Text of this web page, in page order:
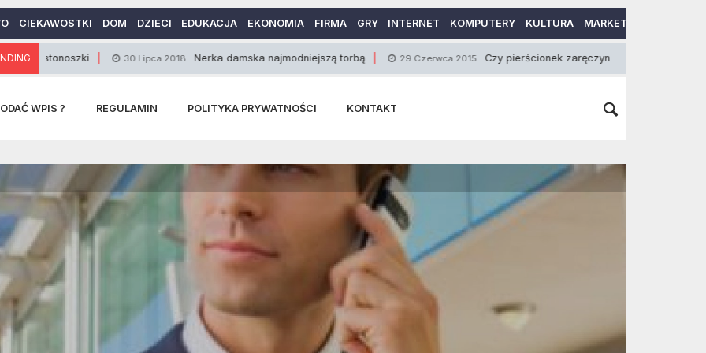
CIEKAWOSTKI DOM DZIECI EDUKACJA EKONOMIA FIRMA GRY INTERNET KOMPUTERY KULTURA MARKETING
30 Lipca 2018 Nerka damska najmodniejszą torbą 29 Czerwca 2015 Czy pierścionek zaręczynowy musi być drogi?
WPIS ? REGULAMIN POLITYKA PRYWATNOŚCI KONTAKT